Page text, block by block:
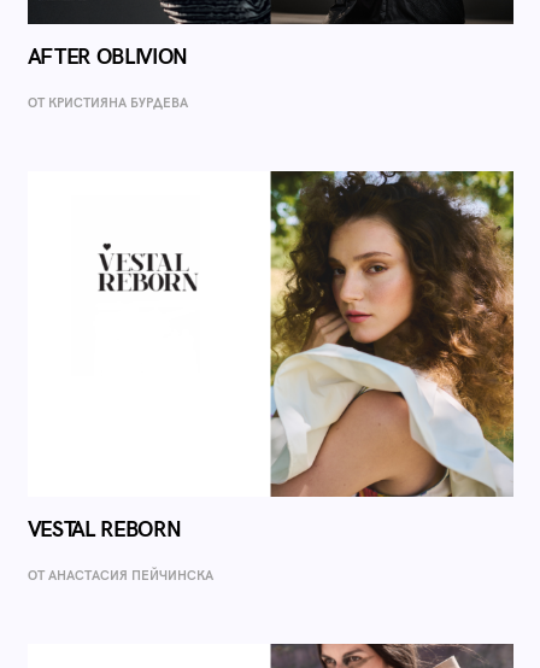
AFTER OBLIVION
ОТ КРИСТИЯНА БУРДЕВА
VESTAL REBORN
ОТ AНАСТАСИЯ ПЕЙЧИНСКА